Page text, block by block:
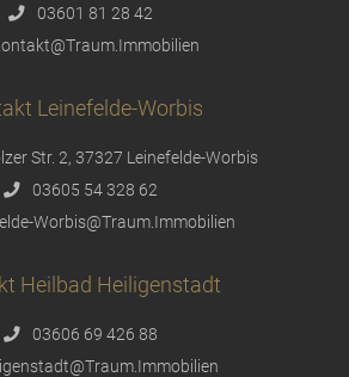
03601 81 28 42
Leinefelde-Worbis
Str. 2, 37327 Leinefelde-Worbis
03605 54 328 62
Worbis@Traum.Immobilien
Heilbad Heiligenstadt
03606 69 426 88